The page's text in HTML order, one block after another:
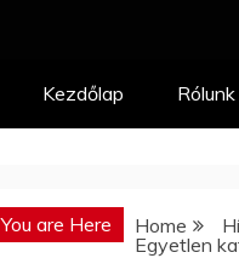
Kezdőlap Rólunk
You are Here Home
Egyetlen